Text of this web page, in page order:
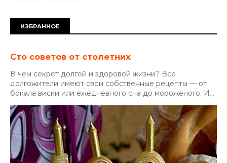
ИЗБРАННОЕ
Сто советов от столетних
В чем секрет долгой и здоровой жизни? Все
долгожители имеют свои собственные рецепты — от
бокала виски или ежедневного сна до мороженого. И...